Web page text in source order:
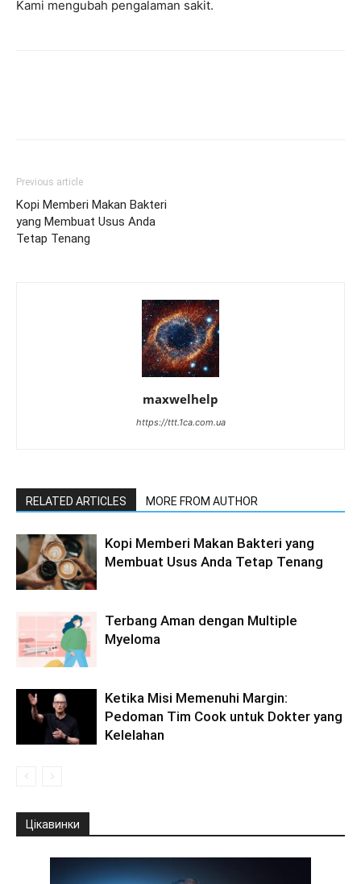
Kami mengubah pengalaman sakit.
Previous article
Kopi Memberi Makan Bakteri
yang Membuat Usus Anda
Tetap Tenang
maxwelhelp
https://ttt.1ca.com.ua
RELATED ARTICLES MORE FROM AUTHOR
Kopi Memberi Makan Bakteri yang
Membuat Usus Anda Tetap Tenang
Terbang Aman dengan Multiple
Myeloma
Ketika Misi Memenuhi Margin:
Pedoman Tim Cook untuk Dokter yang
Kelelahan
Цікавинки